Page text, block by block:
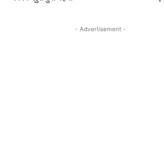
- Advertisement -